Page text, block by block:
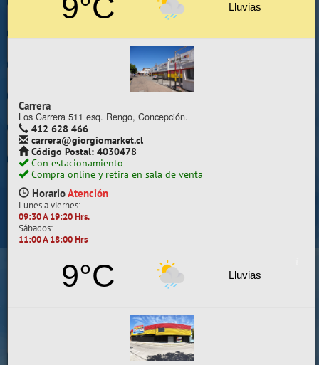
Quiénes somos
Trabaje con nosotros
Contacto | Reclamos
Preguntas Frecuentes
Sugererir productos
Su compra se realizará en la sala de ventas
Camilo Henríquez
Información de la sala
412 628 495
camilo@giorgiomarket.cl
Abierto
Lunes a viernes:
VER SALA EN MAPA
SALAS DE VENTA
9°C Lluvias
Carrera
Los Carrera 511 esq. Rengo, Concepción.
412 628 466
carrera@giorgiomarket.cl
Código Postal: 4030478
Con estacionamiento
Compra online y retira en sala de venta
HorarioAtención
Lunes a viernes:
09:30 A 19:20 Hrs.
Sábados:
11:00 A 18:00 Hrs
9°C Lluvias